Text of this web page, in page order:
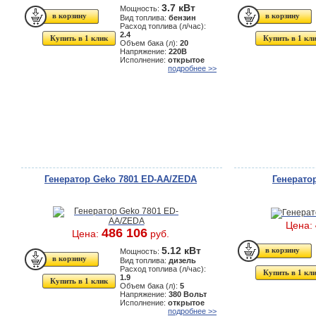
Купить в 1 клик
Мощность: 3.7 кВт
Вид топлива: бензин
Расход топлива (л/час):
2.4
Объем бака (л): 20
Напряжение: 220В
Исполнение: открытое
подробнее >>
Купить в 1
Генератор Geko 7801 ED-AA/ZEDA
Цена: 486 106 руб.
Купить в 1 клик
Мощность: 5.12 кВт
Вид топлива: дизель
Расход топлива (л/час):
1.9
Объем бака (л): 5
Напряжение: 380 Вольт
Исполнение: открытое
подробнее >>
Цена:
Купить в 1